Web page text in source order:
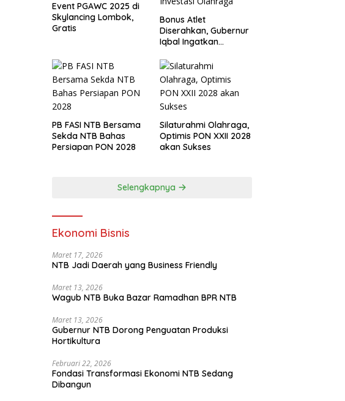
Event PGAWC 2025 di
Skylancing Lombok,
Gratis
Bonus Atlet
Diserahkan, Gubernur
Iqbal Ingatkan
PB FASI NTB Bersama
Sekda NTB Bahas
Persiapan PON 2028
Silaturahmi Olahraga,
Optimis PON XXII 2028
akan Sukses
Selengkapnya
Ekonomi Bisnis
Maret 17, 2026
NTB Jadi Daerah yang Business Friendly
Maret 13, 2026
Wagub NTB Buka Bazar Ramadhan BPR NTB
Maret 13, 2026
Gubernur NTB Dorong Penguatan Produksi
Hortikultura
Februari 22, 2026
Fondasi Transformasi Ekonomi NTB Sedang
Dibangun